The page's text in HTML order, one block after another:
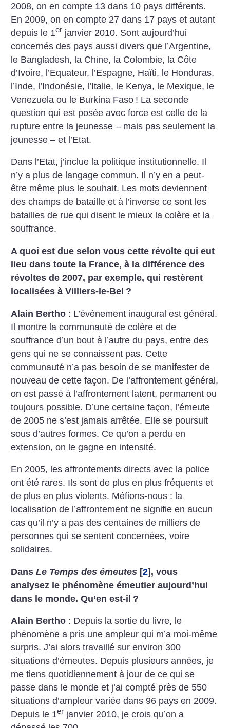
2008, on en compte 13 dans 10 pays différents.
En 2009, on en compte 27 dans 17 pays et autant
depuis le 1er janvier 2010. Sont aujourd’hui
concernés des pays aussi divers que l’Argentine,
le Bangladesh, la Chine, la Colombie, la Côte
d’Ivoire, l’Equateur, l’Espagne, Haïti, le Honduras,
l’Inde, l’Indonésie, l’Italie, le Kenya, le Mexique, le
Venezuela ou le Burkina Faso ! La seconde
question qui est posée avec force est celle de la
rupture entre la jeunesse – mais pas seulement la
jeunesse – et l’Etat.
Dans l’Etat, j’inclue la politique institutionnelle. Il
n’y a plus de langage commun. Il n’y en a peut-
être même plus le souhait. Les mots deviennent
des champs de bataille et à l’inverse ce sont les
batailles de rue qui disent le mieux la colère et la
souffrance.
A quoi est due selon vous cette révolte qui eut
lieu dans toute la France, à la différence des
révoltes de 2007, par exemple, qui restèrent
localisées à Villiers-le-Bel ?
Alain Bertho : L’événement inaugural est général.
Il montre la communauté de colère et de
souffrance d’un bout à l’autre du pays, entre des
gens qui ne se connaissent pas. Cette
communauté n’a pas besoin de se manifester de
nouveau de cette façon. De l’affrontement général,
on est passé à l’affrontement latent, permanent ou
toujours possible. D’une certaine façon, l’émeute
de 2005 ne s’est jamais arrêtée. Elle se poursuit
sous d’autres formes. Ce qu’on a perdu en
extension, on le gagne en intensité.
En 2005, les affrontements directs avec la police
ont été rares. Ils sont de plus en plus fréquents et
de plus en plus violents. Méfions-nous : la
localisation de l’affrontement ne signifie en aucun
cas qu’il n’y a pas des centaines de milliers de
personnes qui se sentent concernées, voire
solidaires.
DansLe Temps des émeutes [2], vous
analysez le phénomène émeutier aujourd’hui
dans le monde. Qu’en est-il ?
Alain Bertho : Depuis la sortie du livre, le
phénomène a pris une ampleur qui m’a moi-même
surpris. J’ai alors travaillé sur environ 300
situations d’émeutes. Depuis plusieurs années, je
me tiens quotidiennement à jour de ce qui se
passe dans le monde et j’ai compté près de 550
situations d’ampleur variée dans 96 pays en 2009.
Depuis le 1er janvier 2010, je crois qu’on a